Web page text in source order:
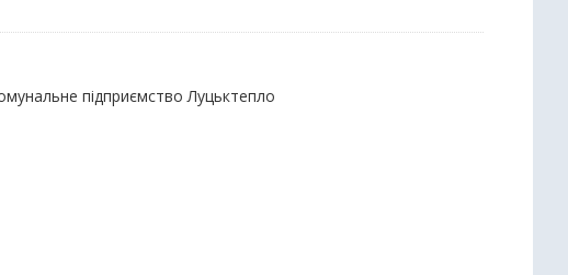
підприємство Луцьктепло